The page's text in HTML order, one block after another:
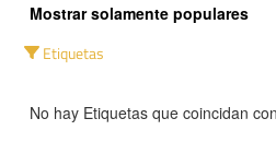
Mostrar solamente populares
Etiquetas
No hay Etiquetas que coincidan